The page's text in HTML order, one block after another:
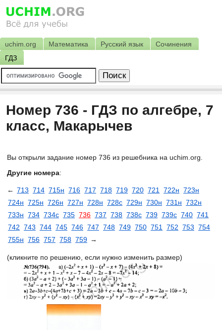
uchim.org Математика Русский язык
Сочинения
ГДЗ
Номер 736 - ГДЗ по алгебре, 7
класс, Макарычев
Вы открыли задание номер 736 из решебника на uchim.org.
Другие номера:
← 713 714 715н 716 717 718 719 720 721 722н 723н
724н 725н 726н 727н 728н 728с 729н 730н 731н 732н
733н 734 734c 735 736 737 738 738с 739 739с 740 741
742 743 744 745 746 747 748 749 750 751 752 753 754
755н 756 757 758 759 →
(кликните по решению, если нужно изменить размер)